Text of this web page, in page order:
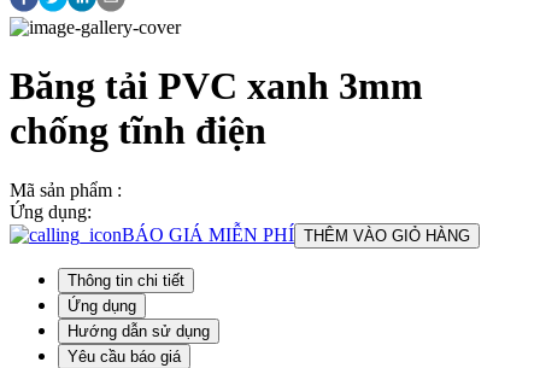
Băng tải PVC xanh 3mm
chống tĩnh điện
Mã sản phẩm :
Ứng dụng:
BÁO GIÁ MIỄN PHÍ THÊM VÀO GIỎ HÀNG
Thông tin chi tiết
Ứng dụng
Hướng dẫn sử dụng
Yêu cầu báo giá